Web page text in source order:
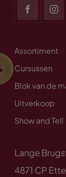
Assortiment
Cursussen
Blok van de
Uitverkoop
Show and Tell
Lange
4871 CP